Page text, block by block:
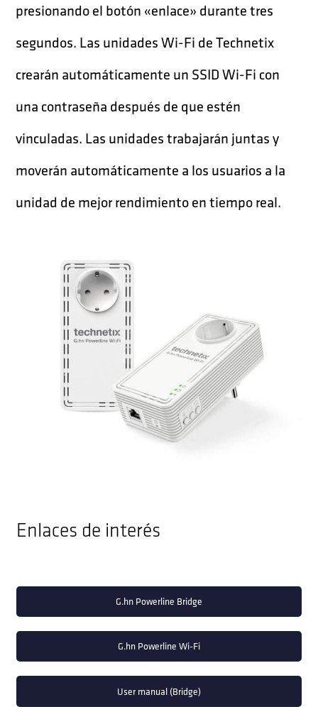
presionando el botón «enlace» durante tres
segundos. Las unidades Wi-Fi de Technetix
crearán automáticamente un SSID Wi-Fi con
una contraseña después de que estén
vinculadas. Las unidades trabajarán juntas y
moverán automáticamente a los usuarios a la
unidad de mejor rendimiento en tiempo real.
Enlaces de interés
G.hn Powerline Bridge
G.hn Powerline Wi-Fi
User manual (Bridge)